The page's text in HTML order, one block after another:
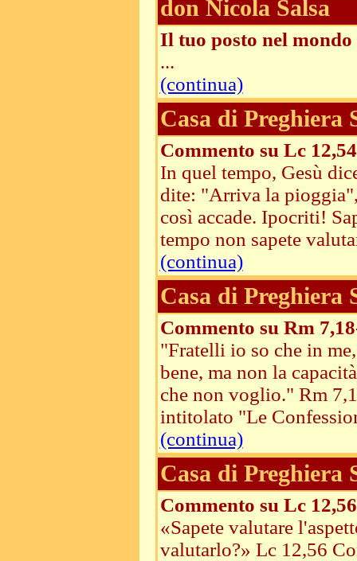
don Nicola Salsa
Il tuo posto nel mondo
...
(continua)
Casa di Preghiera
Commento su Lc
In quel tempo, Gesù
dite: "Arriva la
così accade. Ipocriti!
tempo non sapete
(continua)
Casa di Preghiera
Commento su Rm
"Fratelli io so che in
bene, ma non la
che non voglio." Rm
intitolato "Le
(continua)
Casa di Preghiera
Commento su Lc 12,56
«Sapete valutare
valutarlo?» Lc 12,56